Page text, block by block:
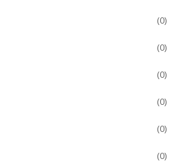
(0)
(0)
(0)
(0)
(0)
(0)